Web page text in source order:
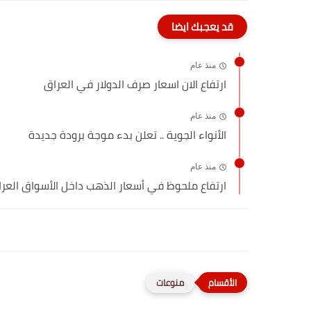
قد يعجبك ايضا
منذ عام
ارتفاع الان اسعار صرف الدولار في العراق
منذ عام
الأنواء الجوية .. تعلن بدء موجة برودة جديدة
منذ عام
ارتفاع ملحوظ في أسعار الذهب داخل الأسواق
منوعات